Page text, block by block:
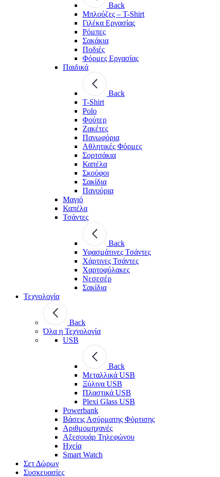
Back
Μπλούζες – T-Shirt
Γιλέκα Εργασίας
Ρόμπες
Σακάκια
Ποδιές
Φόρμες Εργασίας
Παιδικά
Back
T-Shirt
Polo
Φούτερ
Ζακέτες
Πανωφόρια
Αθλητικές Φόρμες
Σορτσάκια
Καπέλα
Σκούφοι
Σακίδια
Παγούρια
Μαγιό
Καπέλα
Τσάντες
Back
Υφασμάτινες Τσάντες
Χάρτινες Τσάντες
Χαρτοφύλακες
Νεσεσέρ
Σακίδια
Τεχνολογία
Back
Όλα η Τεχνολογία
USB
Back
Μεταλλικά USB
Ξύλινα USB
Πλαστικά USB
Plexi Glass USB
Powerbank
Βάσεις Ασύρματης Φόρτισης
Αριθμομηχανές
Αξεσουάρ Τηλεφώνου
Ηχεία
Smart Watch
Σετ Δώρων
Συσκευασίες